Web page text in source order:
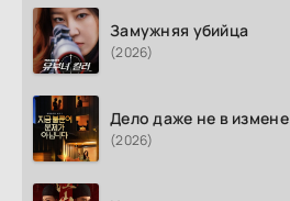
Замужняя убийца
(2026)
Дело даже не в измене
(2026)